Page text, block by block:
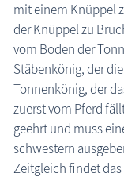
mit einem Knüppel
der Knüppel zu
vom Boden der
Stäbenkönig, der
Tonnenkönig, der
zuerst vom Pferd
geehrt und muss
schwestern
Zeitgleich findet